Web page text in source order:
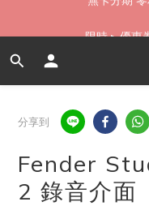
如需當日配送
分享到
Fender
2 錄音介面